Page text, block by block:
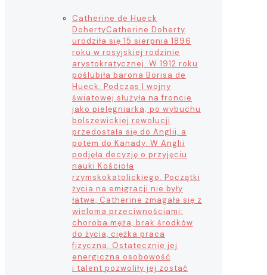
Catherine de Hueck
DohertyCatherine Doherty
urodziła się 15 sierpnia 1896
roku w rosyjskiej rodzinie
arystokratycznej. W 1912 roku
poślubiła barona Borisa de
Hueck. Podczas I wojny
światowej służyła na froncie
jako pielęgniarka; po wybuchu
bolszewickiej rewolucji
przedostała się do Anglii, a
potem do Kanady. W Anglii
podjęła decyzję o przyjęciu
nauki Kościoła
rzymskokatolickiego. Początki
życia na emigracji nie były
łatwe, Catherine zmagała się z
wieloma przeciwnościami:
choroba męża, brak środków
do życia, ciężka praca
fizyczna. Ostatecznie jej
energiczna osobowość
i talent pozwoliły jej zostać